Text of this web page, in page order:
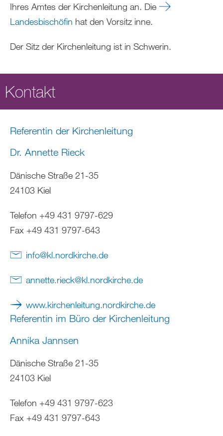
Ihres Amtes der Kirchenleitung an. Die
Landesbischöfin hat den Vorsitz inne.
Der Sitz der Kirchenleitung ist in Schwerin.
Kontakt
Referentin der Kirchenleitung
Dr. Annette Rieck
Dänische Straße 21-35
24103 Kiel
Telefon +49 431 9797-629
Fax +49 431 9797-643
info@kl.nordkirche.de
annette.rieck@kl.nordkirche.de
www.kirchenleitung.nordkirche.de
Referentin im Büro der Kirchenleitung
Annika Jannsen
Dänische Straße 21-35
24103 Kiel
Telefon +49 431 9797-623
Fax +49 431 9797-643